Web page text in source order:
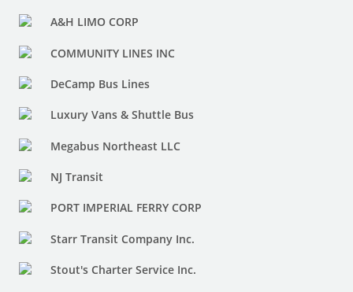
A&H LIMO CORP
COMMUNITY LINES INC
DeCamp Bus Lines
Luxury Vans & Shuttle Bus
Megabus Northeast LLC
NJ Transit
PORT IMPERIAL FERRY CORP
Starr Transit Company Inc.
Stout's Charter Service Inc.